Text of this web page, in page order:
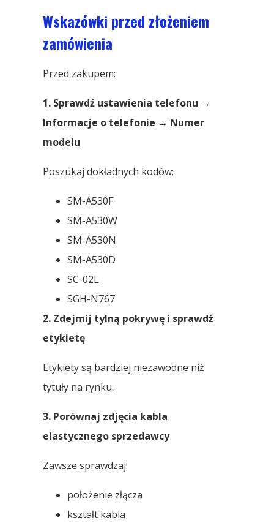
Wskazówki przed złożeniem
zamówienia
Przed zakupem:
1. Sprawdź ustawienia telefonu →
Informacje o telefonie → Numer
modelu
Poszukaj dokładnych kodów:
SM-A530F
SM-A530W
SM-A530N
SM-A530D
SC-02L
SGH-N767
2. Zdejmij tylną pokrywę i sprawdź
etykietę
Etykiety są bardziej niezawodne niż
tytuły na rynku.
3. Porównaj zdjęcia kabla
elastycznego sprzedawcy
Zawsze sprawdzaj:
położenie złącza
kształt kabla